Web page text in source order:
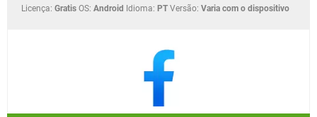
Licença: Gratis OS: Android Idioma: PT Versão: Varia com o dispositivo